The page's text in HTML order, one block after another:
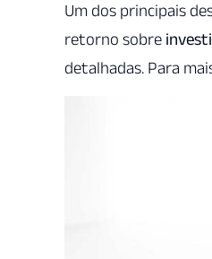
Um dos principais
retorno sobre
detalhadas. Para